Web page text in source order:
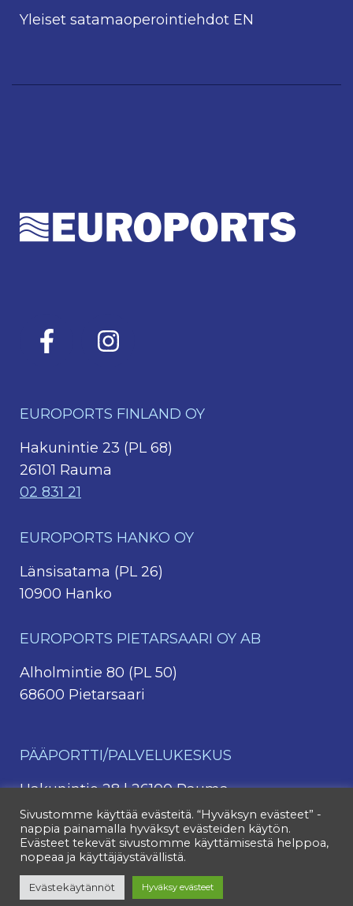
Yleiset satamaoperointiehdot EN
EUROPORTS FINLAND OY
Hakunintie 23 (PL 68)
26101 Rauma
02 831 21
EUROPORTS HANKO OY
Länsisatama (PL 26)
10900 Hanko
EUROPORTS PIETARSAARI OY AB
Alholmintie 80 (PL 50)
68600 Pietarsaari
PÄÄPORTTI/PALVELUKESKUS
Hakunintie 28 | 26100 Rauma
044 4213 331
044 4213 382(kontit)
© Euroports Finland Oy 2025. All rights reserved.
Sivustomme käyttää evästeitä. “Hyväksyn evästeet” -
nappia painamalla hyväksyt evästeiden käytön.
Evästeet tekevät sivustomme käyttämisestä helppoa,
nopeaa ja käyttäjäystävällistä.
Evästekäytännöt Hyväksy evästeet